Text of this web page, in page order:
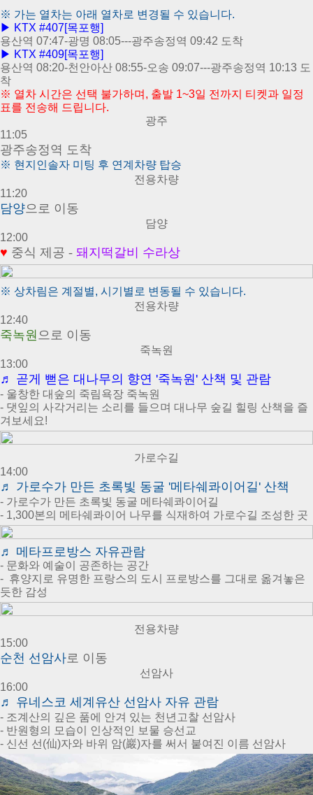
※ 가는 열차는 아래 열차로 변경될 수 있습니다.
▶ KTX #407[목포행]
용산역 07:47-광명 08:05---광주송정역 09:42 도착
▶ KTX #409[목포행]
용산역 08:20-천안아산 08:55-오송 09:07---광주송정역 10:13 도
착
※ 열차 시간은 선택 불가하며, 출발 1~3일 전까지 티켓과 일정
표를 전송해 드립니다.
광주
11:05
광주송정역 도착
※ 현지인솔자 미팅 후 연계차량 탑승
전용차량
11:20
담양으로 이동
담양
12:00
♥ 중식 제공 - 돼지떡갈비 수라상
※ 상차림은 계절별, 시기별로 변동될 수 있습니다.
전용차량
12:40
죽녹원 으로 이동
죽녹원
13:00
♬ 곧게 뻗은 대나무의 향연 '죽녹원' 산책 및 관람
- 울창한 대숲의 죽림욕장 죽녹원
- 댓잎의 사각거리는 소리를 들으며 대나무 숲길 힐링 산책을 즐
겨보세요!
가로수길
14:00
♬ 가로수가 만든 초록빛 동굴 '메타쉐콰이어길' 산책
- 가로수가 만든 초록빛 동굴 메타쉐콰이어길
- 1,300본의 메타쉐콰이어 나무를 식재하여 가로수길 조성한 곳
♬ 메타프로방스 자유관람
- 문화와 예술이 공존하는 공간
- 휴양지로 유명한 프랑스의 도시 프로방스를 그대로 옮겨놓은
듯한 감성
전용차량
15:00
순천 선암사로 이동
선암사
16:00
♬ 유네스코 세계유산 선암사 자유 관람
- 조계산의 깊은 품에 안겨 있는 천년고찰 선암사
- 반원형의 모습이 인상적인 보물 승선교
- 신선 선(仙)자와 바위 암(巖)자를 써서 붙여진 이름 선암사